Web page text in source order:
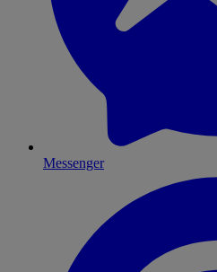
Messenger